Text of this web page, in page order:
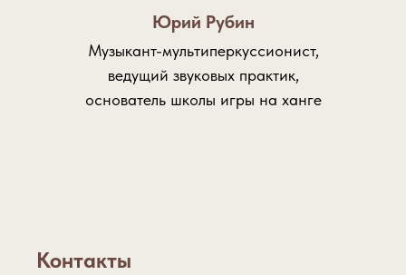
Юрий Рубин
Музыкант-мультиперкуссионист,
ведущий звуковых практик,
основатель школы игры на ханге
Контакты